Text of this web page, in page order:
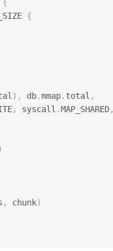
{
{
) , db.mmap. total ,
, syscall .MAP_SHARED
, chunk)